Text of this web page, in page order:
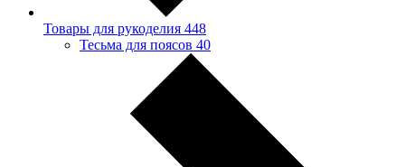
Товары для рукоделия 448
Тесьма для поясов 40